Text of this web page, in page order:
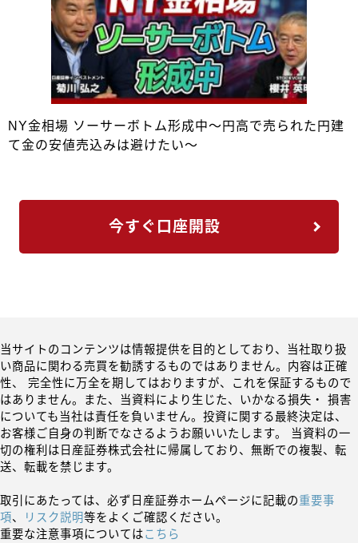
NY金相場 ソーサーボトム形成中～円高で売られた円建
て金の安値売込みは避けたい～
今すぐ口座開設
当サイトのコンテンツは情報提供を目的としており、当社取り扱
い商品に関わる売買を勧誘するものではありません。内容は正確
性、 完全性に万全を期してはおりますが、これを保証するもので
はありません。また、当資料により生じた、いかなる損失・ 損害
についても当社は責任を負いません。投資に関する最終決定は、
お客様ご自身の判断でなさるようお願いいたします。 当資料の一
切の権利は日産証券株式会社に帰属しており、無断での複製、転
送、転載を禁じます。
取引にあたっては、必ず日産証券ホームページに記載の重要事
項、 リスク説明等をよくご確認ください。
重要な注意事項についてはこちら